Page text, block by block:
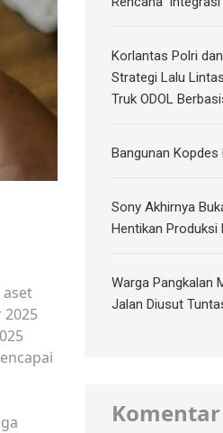
Korlantas Polri
Strategi Lalu
Truk ODOL
Bangunan Kopdes
Sony Akhirnya
Hentikan Produksi
Warga Pangkalan
Jalan Diusut